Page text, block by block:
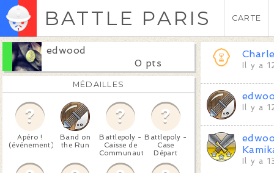
BATTLE PARIS CARTE
edwood
0 pts
MÉDAILLES
Apéro !
(événement)
Band on
the Run
Battlepoly -
Caisse de
Communauté
Battlepoly -
Case
Départ
Il y a
Il y a
Il y a